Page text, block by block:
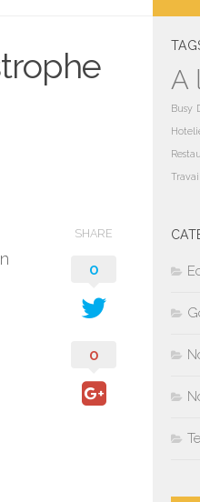
SHARE
0
0
A
Busy
Travail